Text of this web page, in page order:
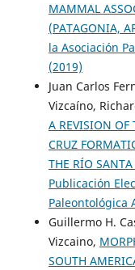
MAMMAL
(PATAGONIA,
la Asociación
(2019)
Juan Carlos
Vizcaíno,
A REVISION OF
CRUZ
THE RÍO
Publicación
Paleontológica
Guillermo H.
Vizcaino,
SOUTH